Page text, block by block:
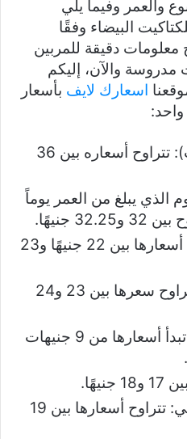
والعمر وفيما يلي
البيضاء وفقًا
معلومات دقيقة للمربين
مدروسة والآن، إليكم
اسعارك لايف بأسعار
واحد:
كتكوت أبيض (شركات): تتراوح أسعاره بين 36
الذي يبلغ من العمر يوماً
جنيهًا.
كتاكيت ساسو: تتراوح أسعارها بين 22 جنيهًا و23
كتاكيت ساسو بيور: يتراوح سعرها بين 23 و24
كتاكيت البلدية الحرة: تبدأ أسعارها من 9 جنيهات
كتاكيت من الجيل الثاني: تتراوح أسعارها بين 19